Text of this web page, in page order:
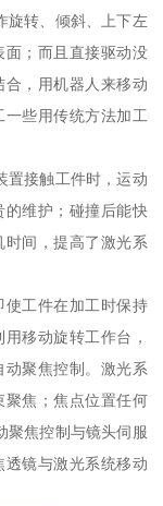
旋转、倾斜、上下左
面；而且直接驱动没
，用机器人来移动
一些用传统方法加工
置接触工件时，运动
的维护；碰撞后能快
时间，提高了激光系
使工件在加工时保持
移动旋转工作台，
动聚焦控制。激光系
聚焦；焦点位置任何
聚焦控制与镜头伺服
镜与激光系统移动